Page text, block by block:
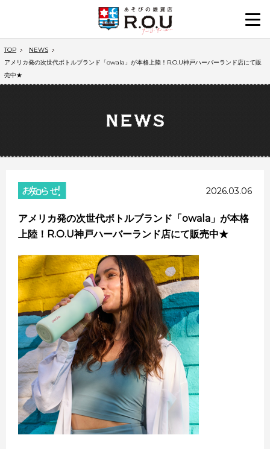
TOP
NEWS
アメリカ発の次世代ボトルブランド「owala」が本格上陸！R.O.U神戸ハーバーランド店にて販
売中★
2026.03.06
アメリカ発の次世代ボトルブランド「owala」が本格
上陸！R.O.U神戸ハーバーランド店にて販売中★